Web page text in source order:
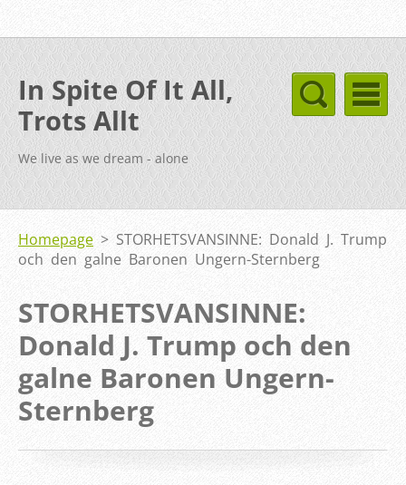
In Spite Of It All,
Trots Allt
We live as we dream - alone
Homepage > STORHETSVANSINNE: Donald J. Trump
och den galne Baronen Ungern-Sternberg
STORHETSVANSINNE:
Donald J. Trump och den
galne Baronen Ungern-
Sternberg